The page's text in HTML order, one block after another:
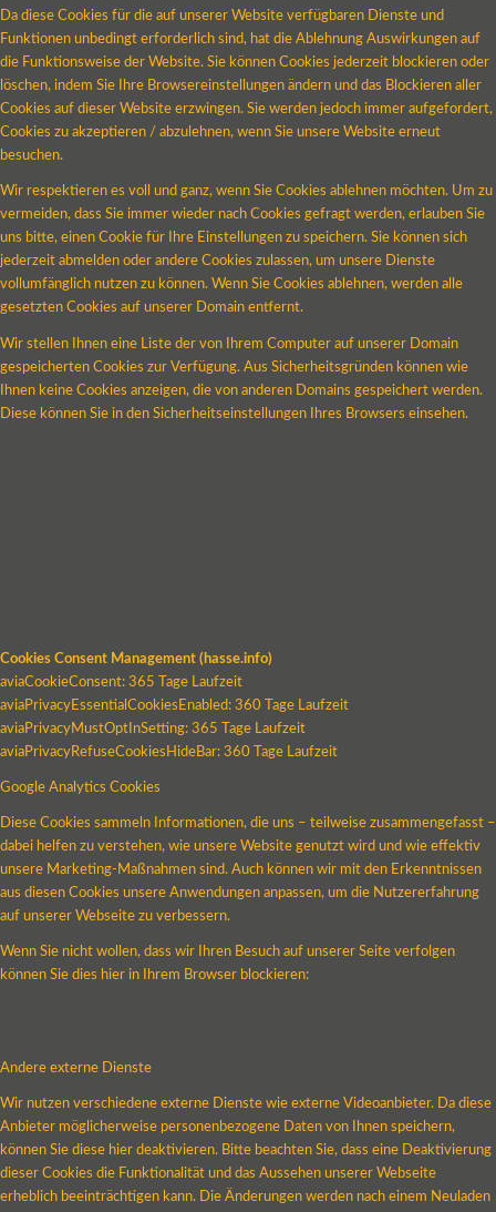
Da diese Cookies für die auf unserer Website verfügbaren Dienste und
Funktionen unbedingt erforderlich sind, hat die Ablehnung Auswirkungen auf
die Funktionsweise der Website. Sie können Cookies jederzeit blockieren oder
löschen, indem Sie Ihre Browsereinstellungen ändern und das Blockieren aller
Cookies auf dieser Website erzwingen. Sie werden jedoch immer aufgefordert,
Cookies zu akzeptieren / abzulehnen, wenn Sie unsere Website erneut
besuchen.
Wir respektieren es voll und ganz, wenn Sie Cookies ablehnen möchten. Um zu
vermeiden, dass Sie immer wieder nach Cookies gefragt werden, erlauben Sie
uns bitte, einen Cookie für Ihre Einstellungen zu speichern. Sie können sich
jederzeit abmelden oder andere Cookies zulassen, um unsere Dienste
vollumfänglich nutzen zu können. Wenn Sie Cookies ablehnen, werden alle
gesetzten Cookies auf unserer Domain entfernt.
Wir stellen Ihnen eine Liste der von Ihrem Computer auf unserer Domain
gespeicherten Cookies zur Verfügung. Aus Sicherheitsgründen können wie
Ihnen keine Cookies anzeigen, die von anderen Domains gespeichert werden.
Diese können Sie in den Sicherheitseinstellungen Ihres Browsers einsehen.
Cookies Consent Management (hasse.info)
aviaCookieConsent: 365 Tage Laufzeit
aviaPrivacyEssentialCookiesEnabled: 360 Tage Laufzeit
aviaPrivacyMustOptInSetting: 365 Tage Laufzeit
aviaPrivacyRefuseCookiesHideBar: 360 Tage Laufzeit
Google Analytics Cookies
Diese Cookies sammeln Informationen, die uns – teilweise zusammengefasst –
dabei helfen zu verstehen, wie unsere Website genutzt wird und wie effektiv
unsere Marketing-Maßnahmen sind. Auch können wir mit den Erkenntnissen
aus diesen Cookies unsere Anwendungen anpassen, um die Nutzererfahrung
auf unserer Webseite zu verbessern.
Wenn Sie nicht wollen, dass wir Ihren Besuch auf unserer Seite verfolgen
können Sie dies hier in Ihrem Browser blockieren:
Andere externe Dienste
Wir nutzen verschiedene externe Dienste wie externe Videoanbieter. Da diese
Anbieter möglicherweise personenbezogene Daten von Ihnen speichern,
können Sie diese hier deaktivieren. Bitte beachten Sie, dass eine Deaktivierung
dieser Cookies die Funktionalität und das Aussehen unserer Webseite
erheblich beeinträchtigen kann. Die Änderungen werden nach einem Neuladen